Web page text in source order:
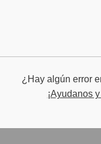
¿Hay algún error
¡Ayudanos